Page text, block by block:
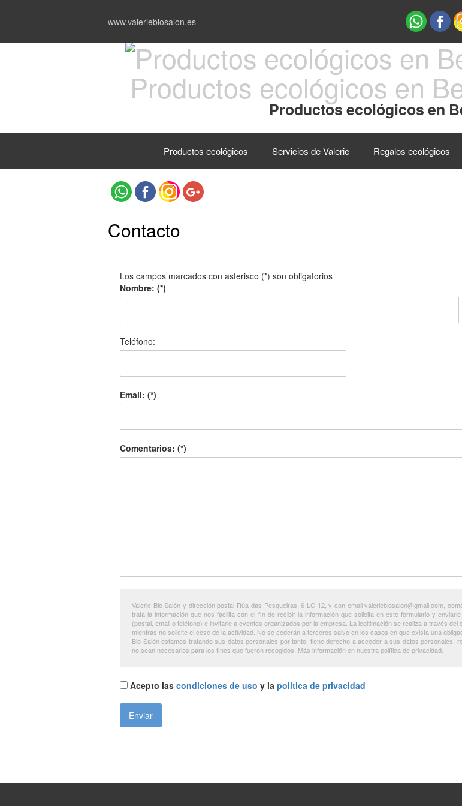
www.valeriebiosalon.es
Productos ecológicos en
Productos ecológicos en
Productos ecológicos Servicios de Valerie Regalos ecológicos
Contacto
Los campos marcados con asterisco (*) son obligatorios
Nombre: (*)
Teléfono:
Email: (*)
Comentarios: (*)
Valerie Bio Salón y dirección postal Rúa das Pesqueiras, 6 LC 12, y con email valeriebiosalon@gmail.com,
trata la información que nos facilita con el fin de recibir la información que solicita en este formulario y
(postal, email o teléfono) e invitarle a eventos organizados por la empresa. La legitimación se realiza a través
mientras no solicite el cese de la actividad. No se cederán a terceros salvo en los casos en que exista una
Bio Salón estamos tratando sus datos personales por tanto, tiene derecho a acceder a sus datos
no sean necesarios para los fines que fueron recogidos. Más información en nuestra política de privacidad.
Acepto las condiciones de uso y la política de privacidad